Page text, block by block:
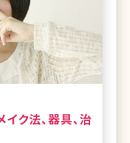
ク法、器具、治